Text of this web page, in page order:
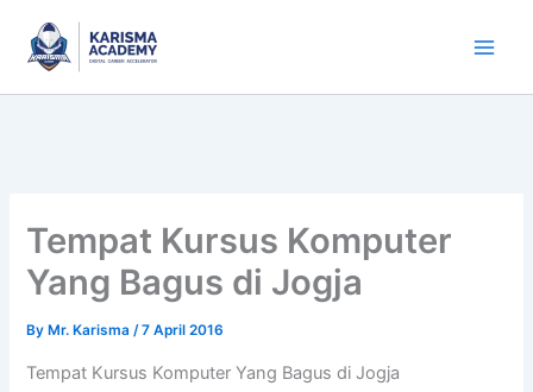
content
Tempat Kursus Komputer
Yang Bagus di Jogja
By Mr. Karisma/7 April 2016
Tempat Kursus Komputer Yang Bagus di Jogja